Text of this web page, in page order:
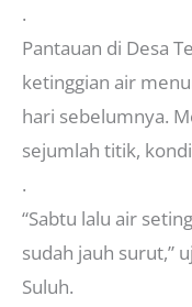
.
Pantauan di Desa
ketinggian air
hari sebelumnya.
sejumlah titik,
.
“Sabtu lalu air
sudah jauh surut,”
Suluh.